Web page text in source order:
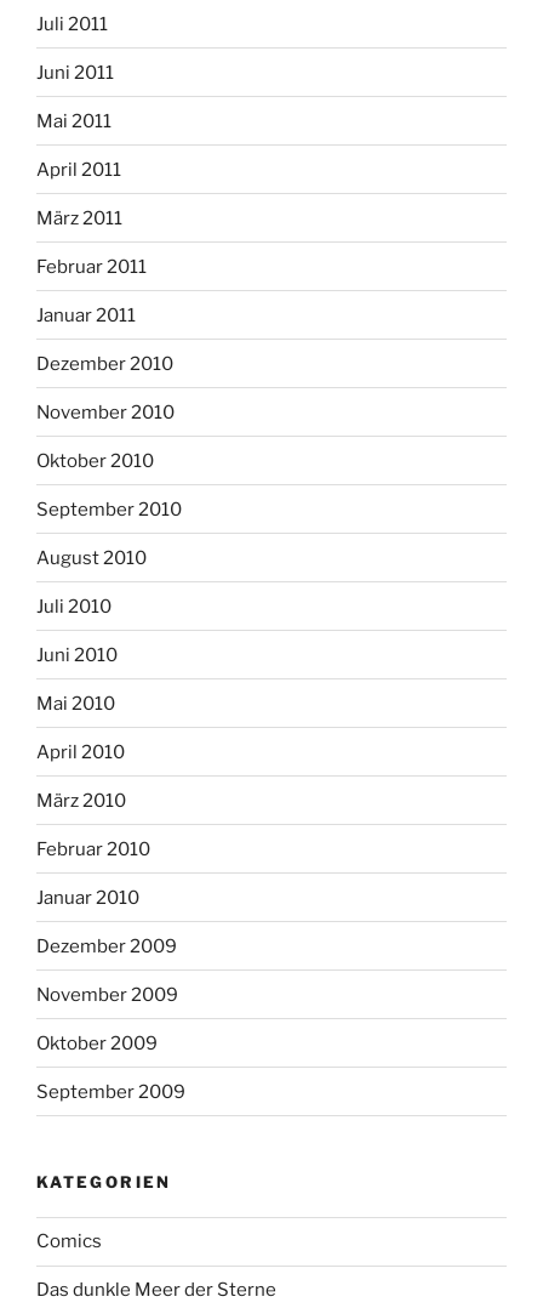
Juli 2011
Juni 2011
Mai 2011
April 2011
März 2011
Februar 2011
Januar 2011
Dezember 2010
November 2010
Oktober 2010
September 2010
August 2010
Juli 2010
Juni 2010
Mai 2010
April 2010
März 2010
Februar 2010
Januar 2010
Dezember 2009
November 2009
Oktober 2009
September 2009
KATEGORIEN
Comics
Das dunkle Meer der Sterne